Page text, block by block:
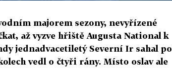
majorem sezony, nevyřízené
až vyzve hřiště Augusta National k
jednadvacetiletý Severní Ir sahal po
vedl o čtyři rány. Místo oslav ale